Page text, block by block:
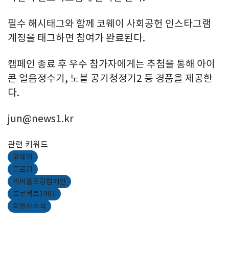
필수 해시태그와 함께 코웨이 사회공헌 인스타그램
계정을 태그하면 참여가 완료된다.
캠페인 종료 후 우수 참가자에게는 추첨을 통해 아이
콘 얼음정수기, 노블 공기청정기2 등 경품을 제공한
다.
jun@news1.kr
관련 키워드
코웨이
플로깅
리버플로깅캠페인
프로젝트1907
회원사소식